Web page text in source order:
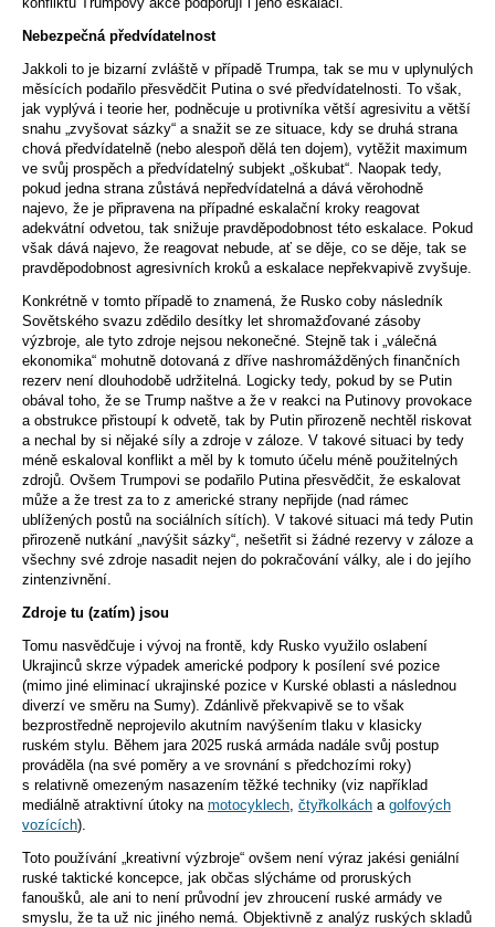
Nebezpečná předvídatelnost
Jakkoli to je bizarní zvláště v případě Trumpa, tak se mu v uplynulých
měsících podařilo přesvědčit Putina o své předvídatelnosti. To však,
jak vyplývá i teorie her, podněcuje u protivníka větší agresivitu a větší
snahu „zvyšovat sázky“ a snažit se ze situace, kdy se druhá strana
chová předvídatelně (nebo alespoň dělá ten dojem), vytěžit maximum
ve svůj prospěch a předvídatelný subjekt „oškubat“. Naopak tedy,
pokud jedna strana zůstává nepředvídatelná a dává věrohodně
najevo, že je připravena na případné eskalační kroky reagovat
adekvátní odvetou, tak snižuje pravděpodobnost této eskalace. Pokud
však dává najevo, že reagovat nebude, ať se děje, co se děje, tak se
pravděpodobnost agresivních kroků a eskalace nepřekvapivě zvyšuje.
Konkrétně v tomto případě to znamená, že Rusko coby následník
Sovětského svazu zdědilo desítky let shromažďované zásoby
výzbroje, ale tyto zdroje nejsou nekonečné. Stejně tak i „válečná
ekonomika“ mohutně dotovaná z dříve nashromážděných finančních
rezerv není dlouhodobě udržitelná. Logicky tedy, pokud by se Putin
obával toho, že se Trump naštve a že v reakci na Putinovy provokace
a obstrukce přistoupí k odvetě, tak by Putin přirozeně nechtěl riskovat
a nechal by si nějaké síly a zdroje v záloze. V takové situaci by tedy
méně eskaloval konflikt a měl by k tomuto účelu méně použitelných
zdrojů. Ovšem Trumpovi se podařilo Putina přesvědčit, že eskalovat
může a že trest za to z americké strany nepřijde (nad rámec
ublížených postů na sociálních sítích). V takové situaci má tedy Putin
přirozeně nutkání „navýšit sázky“, nešetřit si žádné rezervy v záloze a
všechny své zdroje nasadit nejen do pokračování války, ale i do jejího
zintenzivnění.
Zdroje tu (zatím) jsou
Tomu nasvědčuje i vývoj na frontě, kdy Rusko využilo oslabení
Ukrajinců skrze výpadek americké podpory k posílení své pozice
(mimo jiné eliminací ukrajinské pozice v Kurské oblasti a následnou
diverzí ve směru na Sumy). Zdánlivě překvapivě se to však
bezprostředně neprojevilo akutním navýšením tlaku v klasicky
ruském stylu. Během jara 2025 ruská armáda nadále svůj postup
prováděla (na své poměry a ve srovnání s předchozími roky)
s relativně omezeným nasazením těžké techniky (viz například
mediálně atraktivní útoky na motocyklech čtyřkolkách a golfových
vozících).
Toto používání „kreativní výzbroje“ ovšem není výraz jakési geniální
ruské taktické koncepce, jak občas slýcháme od proruských
fanoušků, ale ani to není průvodní jev zhroucení ruské armády ve
smyslu, že ta už nic jiného nemá. Objektivně z analýz ruských skladů